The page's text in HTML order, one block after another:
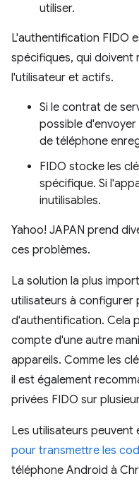
utiliser.
L'authentification FIDO
spécifiques, qui doivent
l'utilisateur et actifs.
Si le contrat de
possible d'envoyer
de téléphone
FIDO stocke les
spécifique. Si
inutilisables.
Yahoo! JAPAN prend
ces problèmes.
La solution la plus
utilisateurs à configurer
d'authentification. Cela
compte d'une autre
appareils. Comme les
il est également
privées FIDO sur
Les utilisateurs peuvent
pour transmettre les
téléphone Android à